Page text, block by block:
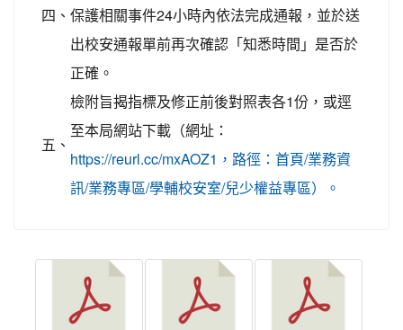
四、 保護相關事件24小時內依法完成通報，並於送
出校安通報單前再次確認「知悉時間」是否於
正確。
五、
檢附旨揭指標及修正前後對照表各1份，或逕
至本局網站下載（網址：
https://reurl.cc/mxAOZ1，路徑：首頁/業務資
訊/業務專區/學輔校安室/兒少權益專區）。